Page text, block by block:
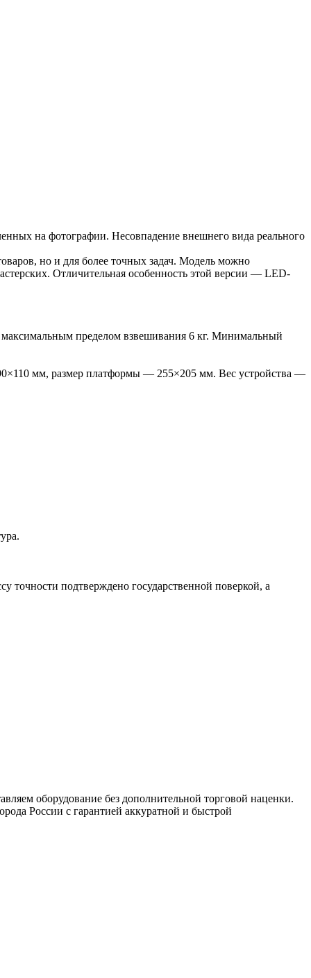
на фотографии. Несовпадение внешнего вида реального
но и для более точных задач. Модель можно
Отличительная особенность этой версии — LED-
пределом взвешивания 6 кг. Минимальный
мм, размер платформы — 255×205 мм. Вес устройства —
подтверждено государственной поверкой, а
оборудование без дополнительной торговой наценки.
России с гарантией аккуратной и быстрой